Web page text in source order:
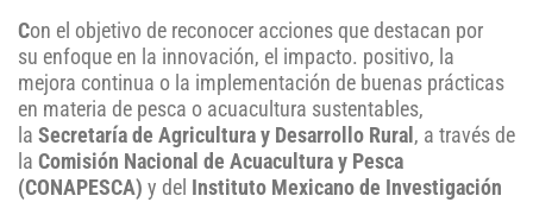
Con el objetivo de reconocer acciones que destacan por
su enfoque en la innovación, el impacto. positivo, la
mejora continua o la implementación de buenas prácticas
en materia de pesca o acuacultura sustentables,
la Secretaría de Agricultura y Desarrollo Rural , a través de
la Comisión Nacional de Acuacultura y Pesca
(CONAPESCA) y del
Instituto Mexicano de Investigación